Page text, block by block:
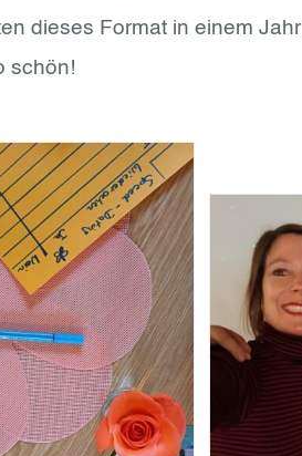
dieses Format in einem
schön!